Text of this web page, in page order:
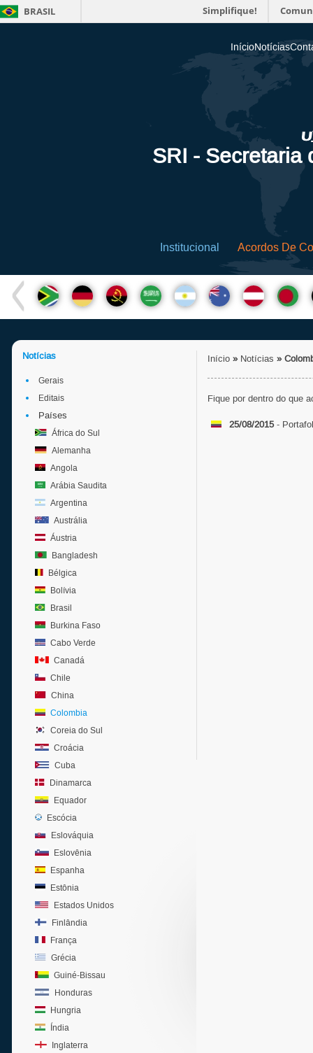
BRASIL Simplifique!
InícioNotícias
SRI - Secretaria
Institucional Acordos De
Notícias
Gerais
Editais
Países
África do Sul
Alemanha
Angola
Arábia Saudita
Argentina
Austrália
Áustria
Bangladesh
Bélgica
Bolívia
Brasil
Burkina Faso
Cabo Verde
Canadá
Chile
China
Colombia
Coreia do Sul
Croácia
Cuba
Dinamarca
Equador
Escócia
Eslováquia
Eslovênia
Espanha
Estônia
Estados Unidos
Finlândia
França
Grécia
Guiné-Bissau
Honduras
Hungria
Índia
Inglaterra
Início »Notícias »
Fique por dentro do que
25/08/2015-